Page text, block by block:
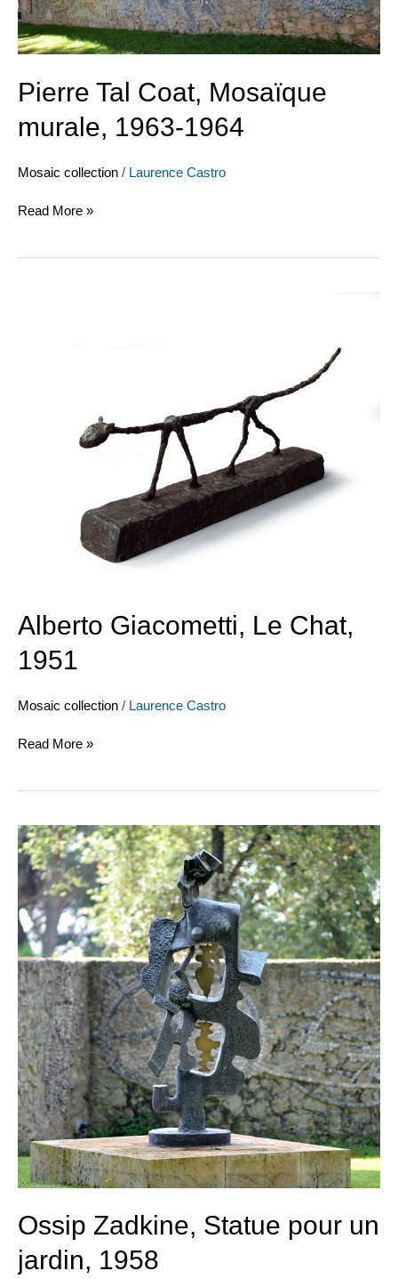
Pierre Tal Coat, Mosaïque
murale, 1963-1964
Mosaic collection / Laurence Castro
Read More »
Alberto Giacometti, Le Chat,
1951
Mosaic collection / Laurence Castro
Read More »
Ossip Zadkine, Statue pour un
jardin, 1958
Ossip
Zadkine,
Statue
pour
un
jardin,
1958